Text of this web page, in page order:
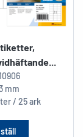
mm
/ 25 ark